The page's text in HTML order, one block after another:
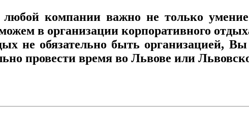
компании важно не только
в организации корпоративного
не обязательно быть организацией,
провести время во Львове или